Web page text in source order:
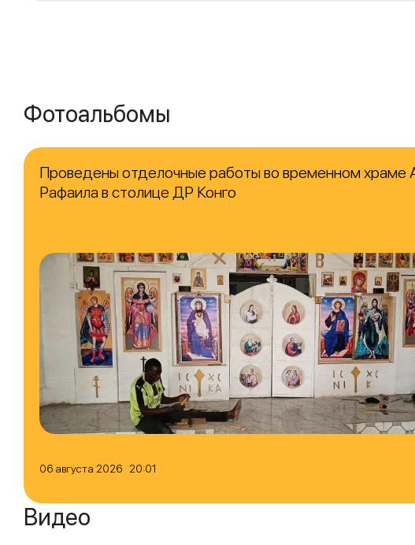
Фотоальбомы
06 августа 2026 20:01
Проведены отделочные работы во временном храме
Рафаила в столице ДР Конго
Видео